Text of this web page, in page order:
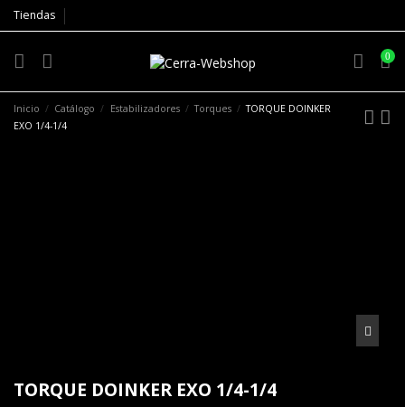
Tiendas
0
Inicio Catálogo Estabilizadores Torques
TORQUE DOINKER
EXO 1/4-1/4
TORQUE DOINKER EXO 1/4-1/4